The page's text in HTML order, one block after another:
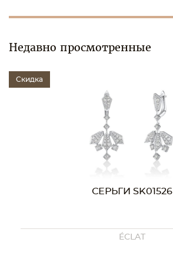
Недавно просмотренные
Скидка
СЕРЬГИ SK01526
ÉCLAT